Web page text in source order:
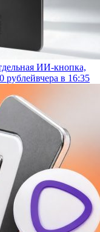
ИИ-кнопка,
рублейвчера в 16:35